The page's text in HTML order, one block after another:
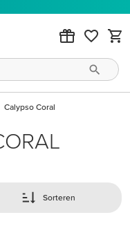
Calypso Coral
Sorteren